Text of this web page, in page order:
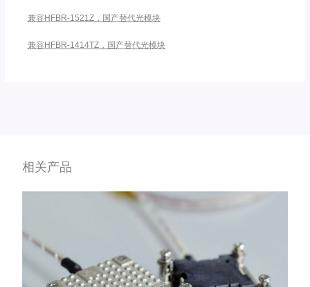
兼容HFBR-1521Z，国产替代光模块
兼容HFBR-1414TZ，国产替代光模块
相关产品